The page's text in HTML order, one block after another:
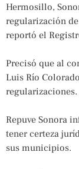
Hermosillo,
regularización
reportó el
Precisó que al
Luis Río
regularizaciones.
Repuve Sonora
tener certeza
sus municipios.